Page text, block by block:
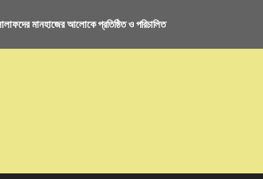
মানহাজের আলোকে প্রতিষ্ঠিত ও পরিচালিত